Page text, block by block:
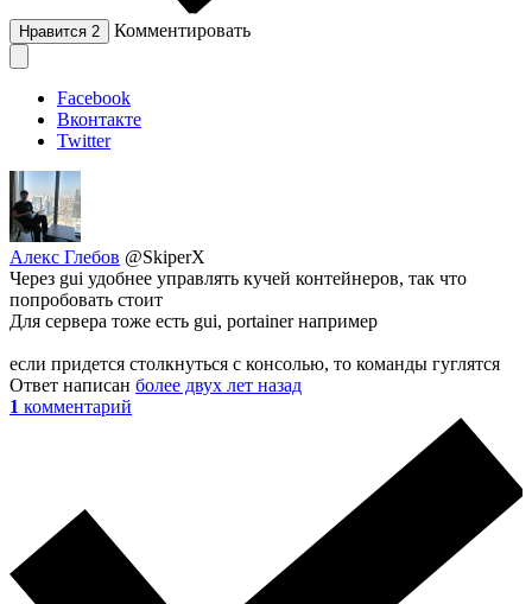
Нравится 2 Комментировать
Facebook
Вконтакте
Twitter
Алекс Глебов @SkiperX
Через gui удобнее управлять кучей контейнеров, так что
попробовать стоит
Для сервера тоже есть gui, portainer например
если придется столкнуться с консолью, то команды гуглятся
Ответ написан более двух лет назад
1 комментарий